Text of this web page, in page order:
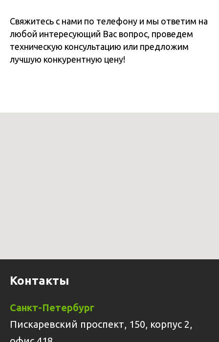
Свяжитесь с нами по телефону и мы ответим на
любой интересующий Вас вопрос, проведем
техническую консультацию или предложим
лучшую конкурентную цену!
Контакты
Санкт-Петербург
Пискаревский проспект, 150, корпус 2,